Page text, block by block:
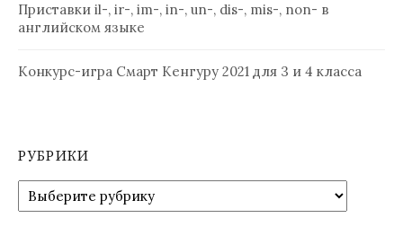
Приставки il-, ir-, im-, in-, un-, dis-, mis-, non- в
английском языке
Конкурс-игра Смарт Кенгуру 2021 для 3 и 4 класса
РУБРИКИ
Рубрики